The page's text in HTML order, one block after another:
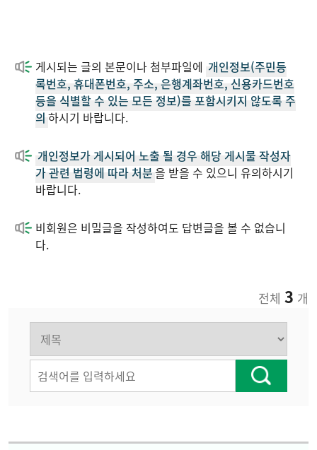
게시되는 글의 본문이나 첨부파일에 개인정보(주민등
록번호, 휴대폰번호, 주소, 은행계좌번호, 신용카드번호
등을 식별할 수 있는 모든 정보)를 포함시키지 않도록 주
의 하시기 바랍니다.
개인정보가 게시되어 노출 될 경우 해당 게시물 작성자
가 관련 법령에 따라 처분을 받을 수 있으니 유의하시기
바랍니다.
비회원은 비밀글을 작성하여도 답변글을 볼 수 없습니
다.
전체 3 개